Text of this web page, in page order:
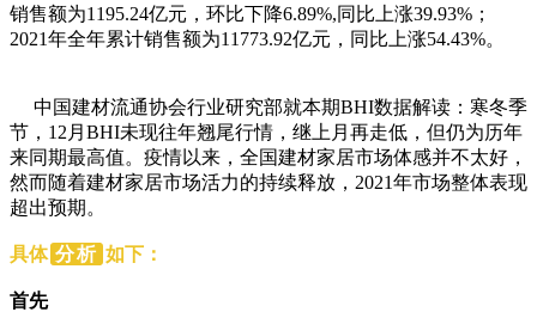
销售额为1195.24亿元，环比下降6.89%,同比上涨39.93%；
2021年全年累计销售额为11773.92亿元，同比上涨54.43%。
中国建材流通协会行业研究部就本期BHI数据解读：寒冬季
节，12月BHI未现往年翘尾行情，继上月再走低，但仍为历年
来同期最高值。疫情以来，全国建材家居市场体感并不太好，
然而随着建材家居市场活力的持续释放，2021年市场整体表现
超出预期。
具体 分析 如下：
首先